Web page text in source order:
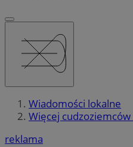
Wiadomości lokalne
Więcej
reklama